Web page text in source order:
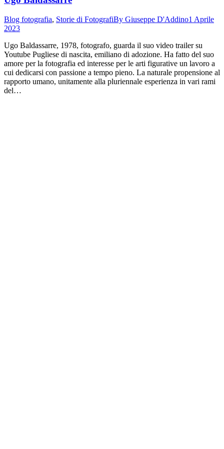
Blog fotografia, Storie di FotografiBy Giuseppe D'Addino1 Aprile
2023
Ugo Baldassarre, 1978, fotografo, guarda il suo video trailer su
Youtube Pugliese di nascita, emiliano di adozione. Ha fatto del suo
amore per la fotografia ed interesse per le arti figurative un lavoro a
cui dedicarsi con passione a tempo pieno. La naturale propensione al
rapporto umano, unitamente alla pluriennale esperienza in vari rami
del…